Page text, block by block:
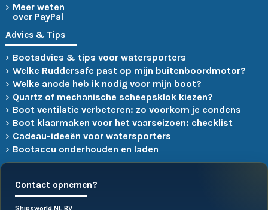
Meer weten
over PayPal
Advies & Tips
Bootadvies & tips voor watersporters
Welke Ruddersafe past op mijn buitenboordmotor?
Welke anode heb ik nodig voor mijn boot?
Quartz of mechanische scheepsklok kiezen?
Boot ventilatie verbeteren: zo voorkom je condens
Boot klaarmaken voor het vaarseizoen: checklist
Cadeau-ideeën voor watersporters
Bootaccu onderhouden en laden
Contact opnemen?